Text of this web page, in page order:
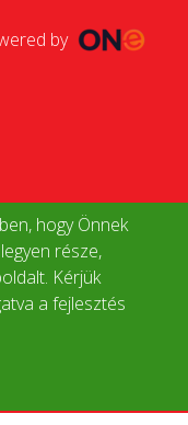
hogy Önnek
része,
Kérjük
a fejlesztés
by